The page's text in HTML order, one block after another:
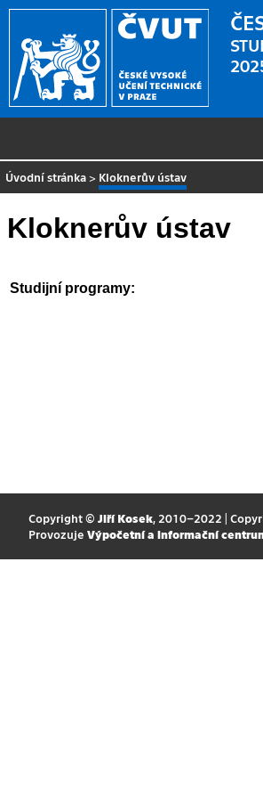
Úvodní stránka > Kloknerův ústav
Kloknerův ústav
Studijní programy:
Copyright © Jiří Kosek, 2010–2022 |
Provozuje Výpočetní a informační